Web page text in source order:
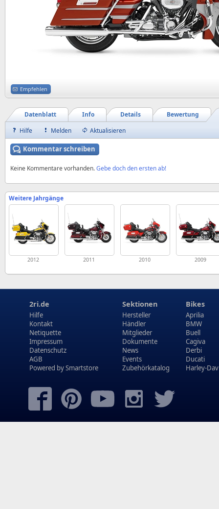
Empfehlen
Bewertung
Details
Info
Datenblatt
Hilfe
Melden Aktualisieren
Kommentar schreiben
Keine Kommentare vorhanden.Gebe doch den ersten ab!
Weitere Jahrgänge
2012 2011 2010 2009
2ri.de
Hilfe
Kontakt
Netiquette
Impressum
Datenschutz
AGB
Powered bySmartstore
Sektionen
Hersteller
Händler
Mitglieder
Dokumente
News
Events
Zubehörkatalog
Bikes
Aprilia
BMW
Buell
Cagiva
Derbi
Ducati
Harley-